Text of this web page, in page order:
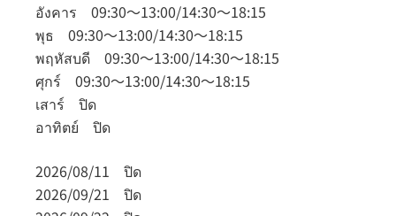
อังคาร 09:30～13:00/14:30～18:15
พุธ 09:30～13:00/14:30～18:15
พฤหัสบดี 09:30～13:00/14:30～18:15
ศุกร์ 09:30～13:00/14:30～18:15
เสาร์ ปิด
อาทิตย์ ปิด
2026/08/11 ปิด
2026/09/21 ปิด